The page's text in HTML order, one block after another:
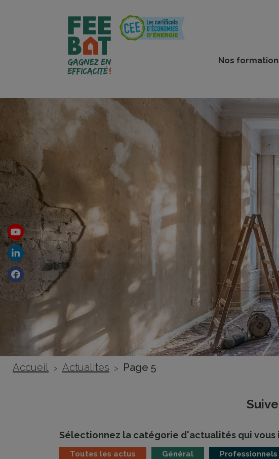
Nos
Accueil > Actualites > Page 5
Sélectionnez la catégorie d'actualités qui vous
Toutes les actus Général
Youtube
Linkedin
Facebook